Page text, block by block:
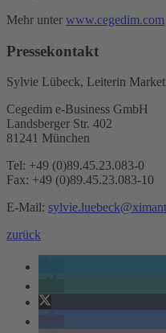
Mehr unter www.cegedim.com
Pressekontakt
Sylvie Lübeck, Leiterin
Cegedim e-Business GmbH
Landsberger Str. 402
81241 München
Tel: +49 (0)89.45.23.083-0
Fax: +49 (0)89.45.23.083-10
E-Mail:
zurück